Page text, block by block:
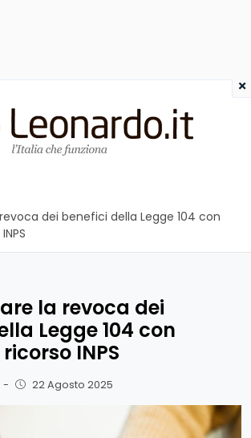
dei benefici della Legge 104 con
la revoca dei
Legge 104 con
INPS
- 22 Agosto 2025
×